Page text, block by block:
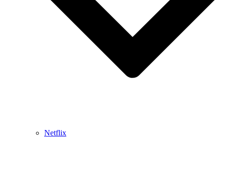
Netflix